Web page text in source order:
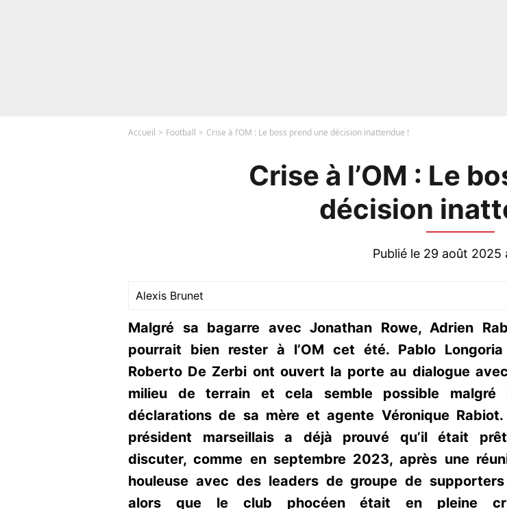
Accueil Football Crise à l’OM : Le boss prend une décision inattendue !
Crise à l’OM : Le
décision
Publié le 29 août 2025
Alexis Brunet
Malgré sa bagarre avec Jonathan Rowe, Adrien
pourrait bien rester à l’OM cet été. Pablo
Roberto De Zerbi ont ouvert la porte au dialogue
milieu de terrain et cela semble possible malgré
déclarations de sa mère et agente Véronique Rabiot.
président marseillais a déjà prouvé qu’il était
discuter, comme en septembre 2023, après une
houleuse avec des leaders de groupe de
alors que le club phocéen était en pleine